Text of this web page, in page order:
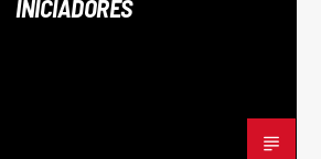
INICIADORES